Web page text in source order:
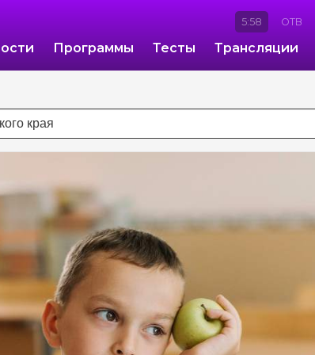
5:58 ОТВ
Программы Тесты Трансляции